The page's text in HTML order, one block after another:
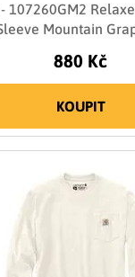
107260GM2
Mountain
880 Kč
KOUPIT